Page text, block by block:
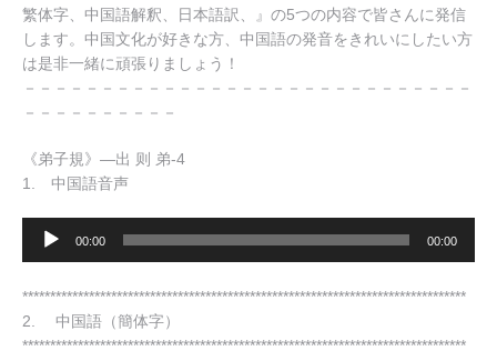
繁体字、中国語解釈、日本語訳、』の5つの内容で皆さんに発信
します。中国文化が好きな方、中国語の発音をきれいにしたい方
は是非一緒に頑張りましょう！
－－－－－－－－－－－－－－－－－－－－－－－－－－－－－
－－－－－－－－－－
《弟子規》—出 则 弟-4
1. 中国語音声
レ
ー
ヤ
00:00 00:00
********************************************************************************
2. 中国語（簡体字）
********************************************************************************